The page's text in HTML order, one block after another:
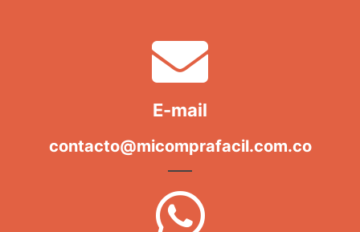
E-mail
contacto@micomprafacil.com.co